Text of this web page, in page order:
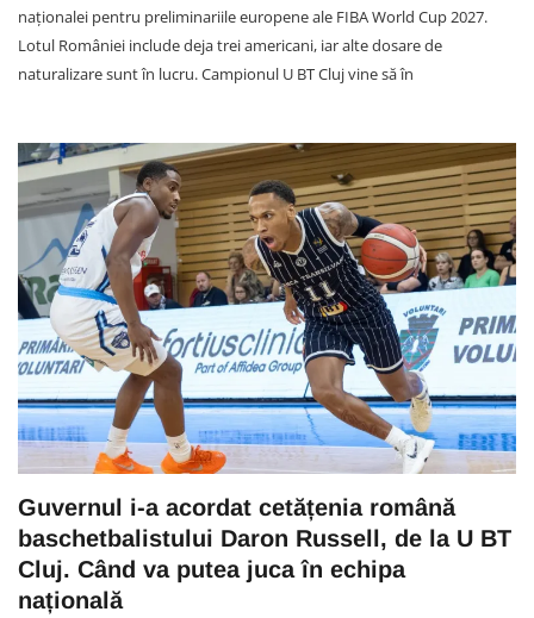
naționalei pentru preliminariile europene ale FIBA World Cup 2027.
Lotul României include deja trei americani, iar alte dosare de
naturalizare sunt în lucru. Campionul U BT Cluj vine să în
Guvernul i-a acordat cetățenia română
baschetbalistului Daron Russell, de la U BT
Cluj. Când va putea juca în echipa
națională